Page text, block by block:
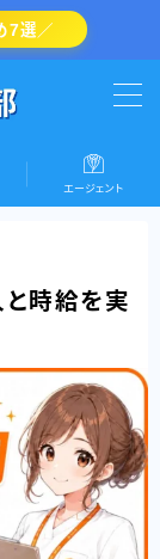
7選／
エージェント
と時給を実